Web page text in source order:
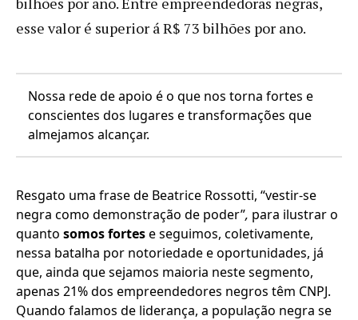
esse valor é superior á R$ 73 bilhões por ano.
Nossa rede de apoio é o que nos torna fortes e
conscientes dos lugares e transformações que
almejamos alcançar.
Resgato uma frase de Beatrice Rossotti, “vestir-se
negra como demonstração de poder”, para ilustrar o
quanto somos fortese seguimos, coletivamente,
nessa batalha por notoriedade e oportunidades, já
que, ainda que sejamos maioria neste segmento,
apenas 21% dos empreendedores negros têm CNPJ.
Quando falamos de liderança, a população negra se